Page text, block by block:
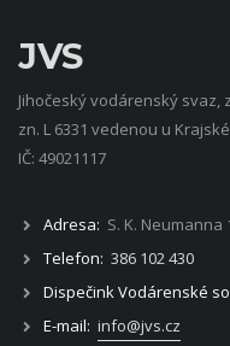
JVS
Jihočeský vodárenský
zn. L 6331 vedenou u
IČ: 49021117
Adresa: S. K. Neumanna
Telefon: 386 102 430
Dispečink Vodárenské
E-mail: info@jvs.cz